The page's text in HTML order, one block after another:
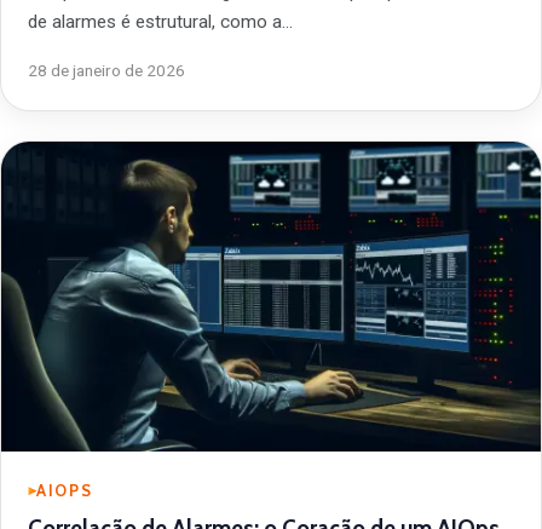
de alarmes é estrutural, como a…
28 de janeiro de 2026
AIOPS